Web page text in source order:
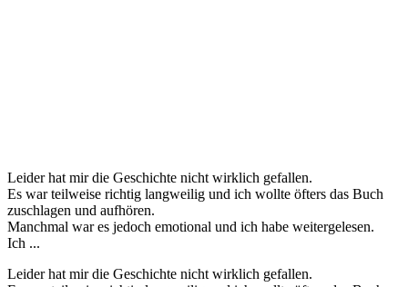
Leider hat mir die Geschichte nicht wirklich gefallen.
Es war teilweise richtig langweilig und ich wollte öfters das Buch
zuschlagen und aufhören.
Manchmal war es jedoch emotional und ich habe weitergelesen.
Ich ...
Leider hat mir die Geschichte nicht wirklich gefallen.